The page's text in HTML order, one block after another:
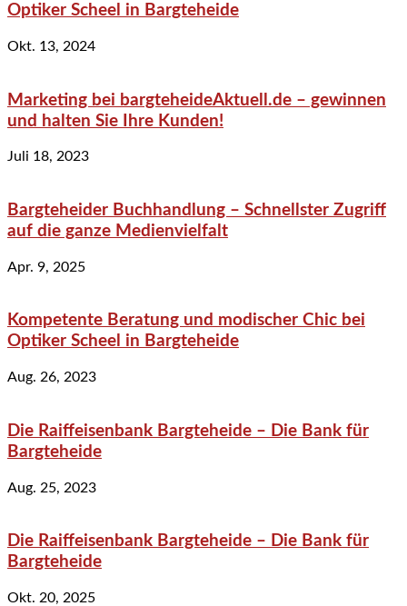
Optiker Scheel in Bargteheide
Okt. 13, 2024
Marketing bei bargteheideAktuell.de – gewinnen
und halten Sie Ihre Kunden!
Juli 18, 2023
Bargteheider Buchhandlung – Schnellster Zugriff
auf die ganze Medienvielfalt
Apr. 9, 2025
Kompetente Beratung und modischer Chic bei
Optiker Scheel in Bargteheide
Aug. 26, 2023
Die Raiffeisenbank Bargteheide – Die Bank für
Bargteheide
Aug. 25, 2023
Die Raiffeisenbank Bargteheide – Die Bank für
Bargteheide
Okt. 20, 2025